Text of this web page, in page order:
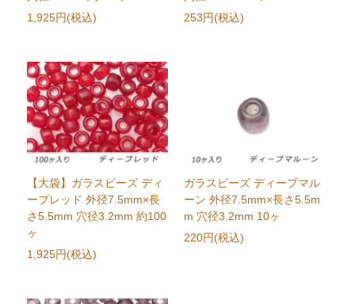
1,925円(税込)
253円(税込)
【大袋】ガラスビーズ ディ
ープレッド 外径7.5mm×長
さ5.5mm 穴径3.2mm 約100
ヶ
1,925円(税込)
ガラスビーズ ディープマル
ーン 外径7.5mm×長さ5.5m
m 穴径3.2mm 10ヶ
220円(税込)